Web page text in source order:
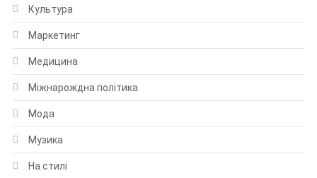
Культура
Маркетинг
Медицина
Міжнарождна політика
Мода
Музика
На стилі